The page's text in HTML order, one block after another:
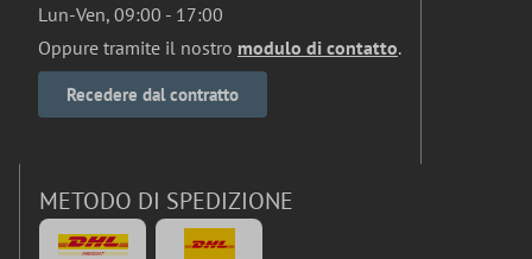
Lun-Ven, 09:00 - 17:00
Oppure tramite il nostro modulo di contatto.
Recedere dal contratto
METODO DI SPEDIZIONE